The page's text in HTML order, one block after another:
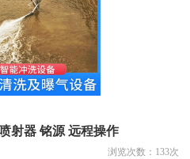
射器 铭源 远程操作
浏览次数： 133次